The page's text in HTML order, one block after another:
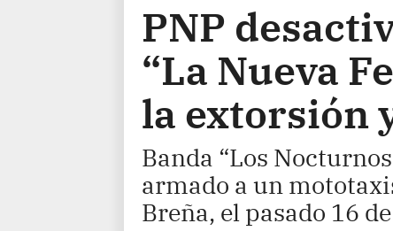
PNP
“La Nueva
la extorsión
Banda “Los
armado a un
Breña, el pasado 16